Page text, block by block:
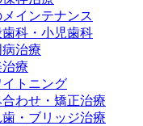
インテナンス
科・小児歯科
治療
療
イトニング
合わせ・矯正治療
歯・ブリッジ治療